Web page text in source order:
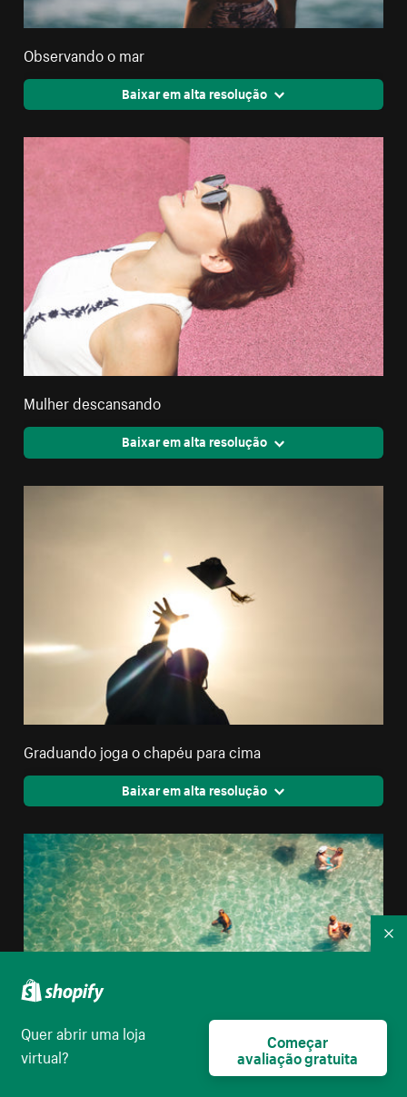
Observando o mar
Baixar em alta resolução
Mulher descansando
Baixar em alta resolução
Graduando joga o chapéu para cima
Baixar em alta resolução
Quer abrir uma loja
virtual?
Começar
avaliação gratuita